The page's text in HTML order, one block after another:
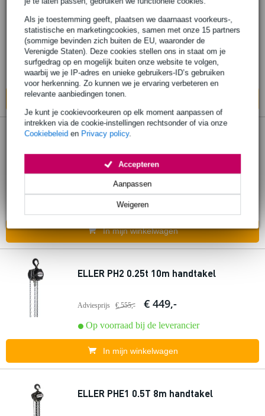
Als je toestemming geeft, plaatsen we daarnaast voorkeurs-,
statistische en marketingcookies, samen met onze 15 partners
(sommige bevinden zich buiten de EU, waaronder de
Verenigde Staten). Deze cookies stellen ons in staat om je
surfgedrag op en mogelijk buiten onze website te volgen,
waarbij we je IP-adres en unieke gebruikers-ID’s gebruiken
voor herkenning. Zo kunnen we je ervaring verbeteren en
relevante aanbiedingen tonen.
Je kunt je cookievoorkeuren op elk moment aanpassen of
intrekken via de cookie-instellingen rechtsonder of via onze
Cookiebeleid en Privacy policy.
Weigeren
Aanpassen
Accepteren
Eurolite Chain Hoist 6M/1.0T manuele
kettingtakel zwart
Adviesprijs € 348,- € 296,-
Op voorraad bij de leverancier
In mijn winkelwagen
Lodestar CM Lodestar L. klimtakel
1000kg
€ 5.455,- € 5.425,-
Op voorraad bij de leverancier
In mijn winkelwagen
ELLER PH2 0.25t 10m handtakel
Adviesprijs € 555,- € 449,-
Op voorraad bij de leverancier
In mijn winkelwagen
ELLER PHE1 0.5T 8m handtakel